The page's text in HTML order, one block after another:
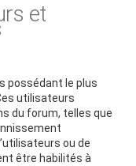
et
possédant le plus
utilisateurs
du forum, telles que
ou de
être habilités à